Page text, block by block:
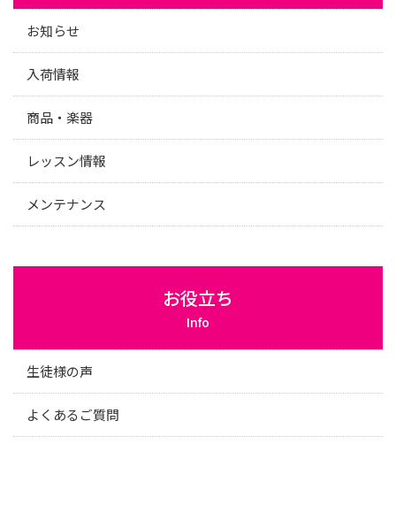
お知らせ
入荷情報
商品・楽器
レッスン情報
メンテナンス
お役立ち
Info
生徒様の声
よくあるご質問